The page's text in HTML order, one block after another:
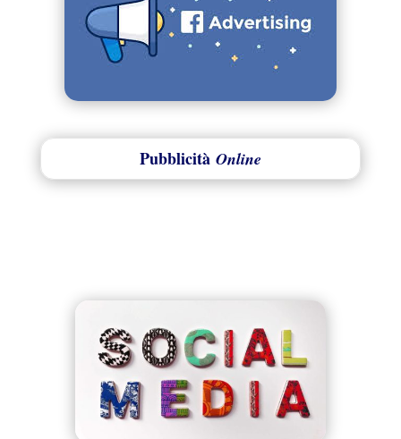
PubblicitàOnline